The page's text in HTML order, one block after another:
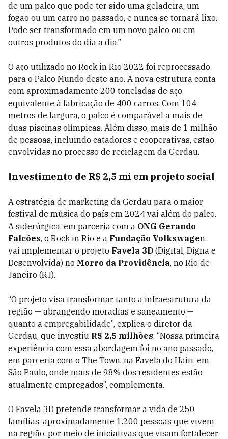
de um palco que pode ter sido uma geladeira, um
fogão ou um carro no passado, e nunca se tornará lixo.
Pode ser transformado em um novo palco ou em
outros produtos do dia a dia.”
O aço utilizado no Rock in Rio 2022 foi reprocessado
para o Palco Mundo deste ano. A nova estrutura conta
com aproximadamente 200 toneladas de aço,
equivalente à fabricação de 400 carros. Com 104
metros de largura, o palco é comparável a mais de
duas piscinas olímpicas. Além disso, mais de 1 milhão
de pessoas, incluindo catadores e cooperativas, estão
envolvidas no processo de reciclagem da Gerdau.
Investimento de R$ 2,5 mi em projeto social
A estratégia de marketing da Gerdau para o maior
festival de música do país em 2024 vai além do palco.
A siderúrgica, em parceria com a ONG Gerando
Falcões, o Rock in Rio e a Fundação Volkswagen,
vai implementar o projeto Favela 3D (Digital, Digna e
Desenvolvida) no Morro da Providência, no Rio de
Janeiro (RJ).
“O projeto visa transformar tanto a infraestrutura da
região — abrangendo moradias e saneamento —
quanto a empregabilidade”, explica o diretor da
Gerdau, que investiu R$ 2,5 milhões. “Nossa primeira
experiência com essa abordagem foi no ano passado,
em parceria com o The Town, na Favela do Haiti, em
São Paulo, onde mais de 98% dos residentes estão
atualmente empregados”, complementa.
O Favela 3D pretende transformar a vida de 250
famílias, aproximadamente 1.200 pessoas que vivem
na região, por meio de iniciativas que visam fortalecer